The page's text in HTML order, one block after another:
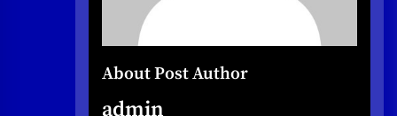
About Post Author
admin